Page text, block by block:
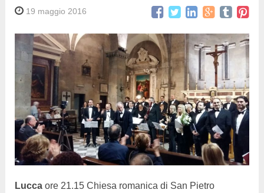
19 maggio 2016
Luccaore 21.15 Chiesa romanica di San Pietro